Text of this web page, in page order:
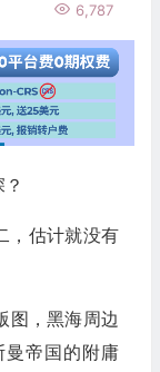
6,787
，估计就没有
图，黑海周边
帝国的附庸